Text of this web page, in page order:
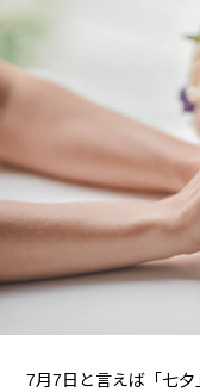
7月7日と言えば「七